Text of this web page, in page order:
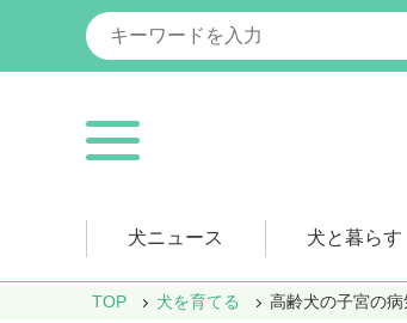
犬ニュース 犬と暮らす
TOP 犬を育てる 高齢犬の子宮の病